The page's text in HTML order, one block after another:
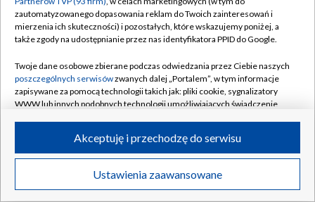
Centrum informacji TVP
Naziemna Telewizja Cyfrowa
Rada Programowa
System NOS
Informacje o nadawcy
Program dla prasy
Ogłoszenie przetargowe
Moje zgody
Pomoc
Kontakt
Kanały
©2026 Telewizja Polska S.A. w likwidacji
zautomatyzowanego dopasowania reklam do Twoich zainteresowań i
mierzenia ich skuteczności) i pozostałych, które wskazujemy poniżej, a
także zgody na udostępnianie przez nas identyfikatora PPID do Google.
Twoje dane osobowe zbierane podczas odwiedzania przez Ciebie naszych
poszczególnych serwisówzwanych dalej „Portalem”, w tym informacje
zapisywane za pomocą technologii takich jak: pliki cookie, sygnalizatory
WWW lub innych podobnych technologii umożliwiających świadczenie
ruchu w Internecie.
Twoje dane osobowe zbierane podczas odwiedzania przez Ciebie
poszczególnych serwisówna Portalu, takie jak adresy IP, identyfikatory
Ustawienia zaawansowane
Akceptuję i przechodzę do serwisu